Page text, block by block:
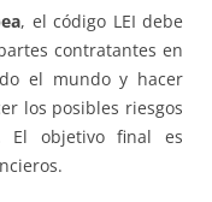
, el código LEI debe
contratantes en
el mundo y hacer
los posibles riesgos
El objetivo final es